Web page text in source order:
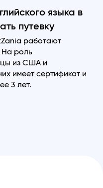
языка в
путевку
работают
На роль
из США и
имеет сертификат и
3 лет.